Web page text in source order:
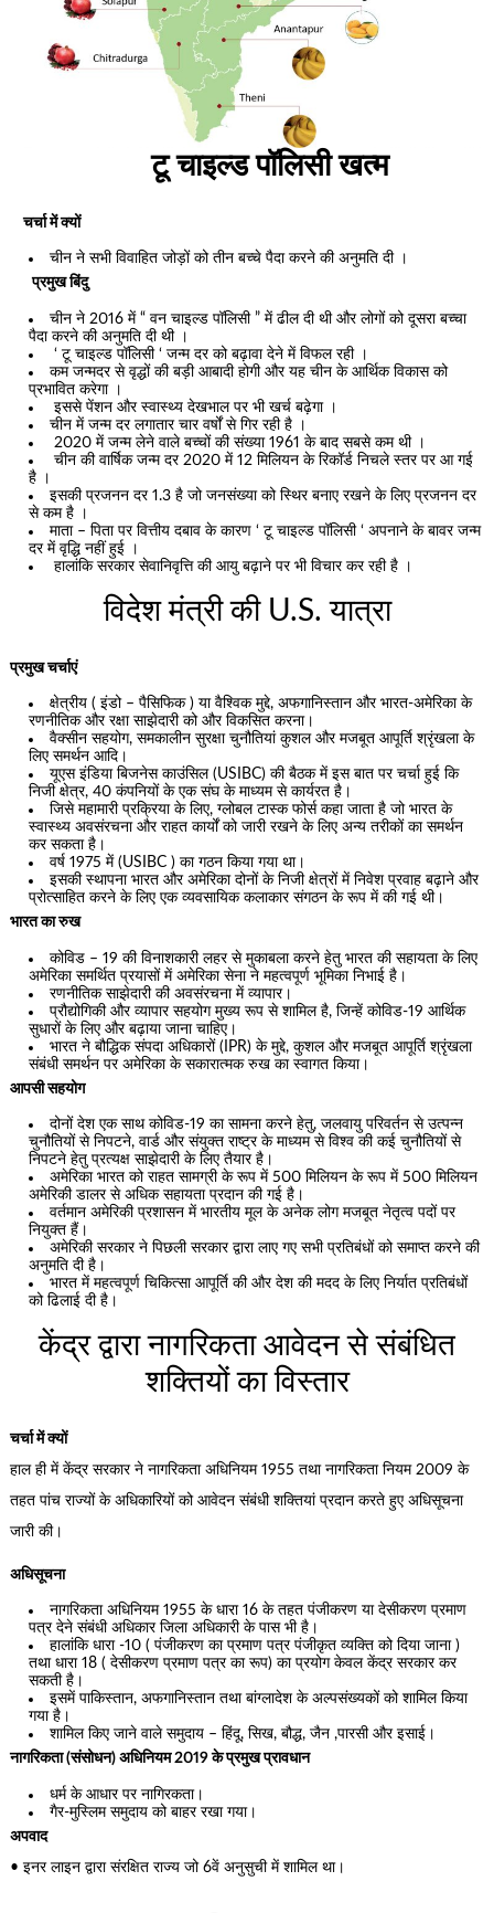
टू चाइल्ड पॉलिसी खत्म
चर्चा में क्यों
चीन ने सभी विवाहित जोड़ों को तीन बच्चे पैदा करने की अनुमति दी ।
प्रमुख बिंदु
चीन ने 2016 में “ वन चाइल्ड पॉलिसी ” में ढील दी थी और लोगों को दूसरा बच्चा
पैदा करने की अनुमति दी थी ।
‘ टू चाइल्ड पॉलिसी ‘ जन्म दर को बढ़ावा देने में विफल रही ।
कम जन्मदर से वृद्धों की बड़ी आबादी होगी और यह चीन के आर्थिक विकास को
प्रभावित करेगा ।
इससे पेंशन और स्वास्थ्य देखभाल पर भी खर्च बढ़ेगा ।
चीन में जन्म दर लगातार चार वर्षों से गिर रही है ।
2020 में जन्म लेने वाले बच्चों की संख्या 1961 के बाद सबसे कम थी ।
चीन की वार्षिक जन्म दर 2020 में 12 मिलियन के रिकॉर्ड निचले स्तर पर आ गई
है ।
इसकी प्रजनन दर 1.3 है जो जनसंख्या को स्थिर बनाए रखने के लिए प्रजनन दर
से कम है ।
माता – पिता पर वित्तीय दबाव के कारण ‘ टू चाइल्ड पॉलिसी ‘ अपनाने के बावर जन्म
दर में वृद्धि नहीं हुई ।
हालांकि सरकार सेवानिवृत्ति की आयु बढ़ाने पर भी विचार कर रही है ।
विदेश मंत्री की U.S. यात्रा
प्रमुख चर्चाएं
क्षेत्रीय ( इंडो – पैसिफिक ) या वैश्विक मुद्दे, अफगानिस्तान और भारत-अमेरिका के
रणनीतिक और रक्षा साझेदारी को और विकसित करना।
वैक्सीन सहयोग, समकालीन सुरक्षा चुनौतियां कुशल और मजबूत आपूर्ति श्रृंखला के
लिए समर्थन आदि।
यूएस इंडिया बिजनेस काउंसिल (USIBC) की बैठक में इस बात पर चर्चा हुई कि
निजी क्षेत्र, 40 कंपनियों के एक संघ के माध्यम से कार्यरत है।
जिसे महामारी प्रक्रिया के लिए, ग्लोबल टास्क फोर्स कहा जाता है जो भारत के
स्वास्थ्य अवसंरचना और राहत कार्यों को जारी रखने के लिए अन्य तरीकों का समर्थन
कर सकता है।
वर्ष 1975 में (USIBC ) का गठन किया गया था।
इसकी स्थापना भारत और अमेरिका दोनों के निजी क्षेत्रों में निवेश प्रवाह बढ़ाने और
प्रोत्साहित करने के लिए एक व्यवसायिक कलाकार संगठन के रूप में की गई थी।
भारत का रुख
कोविड – 19 की विनाशकारी लहर से मुकाबला करने हेतु भारत की सहायता के लिए
अमेरिका समर्थित प्रयासों में अमेरिका सेना ने महत्वपूर्ण भूमिका निभाई है।
रणनीतिक साझेदारी की अवसंरचना में व्यापार।
प्रौद्योगिकी और व्यापार सहयोग मुख्य रूप से शामिल है, जिन्हें कोविड-19 आर्थिक
सुधारों के लिए और बढ़ाया जाना चाहिए।
भारत ने बौद्धिक संपदा अधिकारों (IPR) के मुद्दे, कुशल और मजबूत आपूर्ति श्रृंखला
संबंधी समर्थन पर अमेरिका के सकारात्मक रुख का स्वागत किया।
आपसी सहयोग
दोनों देश एक साथ कोविड-19 का सामना करने हेतु, जलवायु परिवर्तन से उत्पन्न
चुनौतियों से निपटने, वार्ड और संयुक्त राष्ट्र के माध्यम से विश्व की कई चुनौतियों से
निपटने हेतु प्रत्यक्ष साझेदारी के लिए तैयार है।
अमेरिका भारत को राहत सामग्री के रूप में 500 मिलियन के रूप में 500 मिलियन
अमेरिकी डालर से अधिक सहायता प्रदान की गई है।
वर्तमान अमेरिकी प्रशासन में भारतीय मूल के अनेक लोग मजबूत नेतृत्व पदों पर
नियुक्त हैं।
अमेरिकी सरकार ने पिछली सरकार द्वारा लाए गए सभी प्रतिबंधों को समाप्त करने की
अनुमति दी है।
भारत में महत्वपूर्ण चिकित्सा आपूर्ति की और देश की मदद के लिए निर्यात प्रतिबंधों
को ढिलाई दी है।
केंद्र द्वारा नागरिकता आवेदन से संबंधित
शक्तियों का विस्तार
चर्चा में क्यों
हाल ही में केंद्र सरकार ने नागरिकता अधिनियम 1955 तथा नागरिकता नियम 2009 के
तहत पांच राज्यों के अधिकारियों को आवेदन संबंधी शक्तियां प्रदान करते हुए अधिसूचना
जारी की।
अधिसूचना
नागरिकता अधिनियम 1955 के धारा 16 के तहत पंजीकरण या देसीकरण प्रमाण
पत्र देने संबंधी अधिकार जिला अधिकारी के पास भी है।
हालांकि धारा -10 ( पंजीकरण का प्रमाण पत्र पंजीकृत व्यक्ति को दिया जाना )
तथा धारा 18 ( देसीकरण प्रमाण पत्र का रूप) का प्रयोग केवल केंद्र सरकार कर
सकती है।
इसमें पाकिस्तान, अफगानिस्तान तथा बांग्लादेश के अल्पसंख्यकों को शामिल किया
गया है।
शामिल किए जाने वाले समुदाय – हिंदू, सिख, बौद्ध, जैन ,पारसी और इसाई।
नागरिकता (संसोधन) अधिनियम 2019 के प्रमुख प्रावधान
धर्म के आधार पर नागिरकता।
गैर-मुस्लिम समुदाय को बाहर रखा गया।
अपवाद
• इनर लाइन द्वारा संरक्षित राज्य जो 6वें अनुसुची में शामिल था।